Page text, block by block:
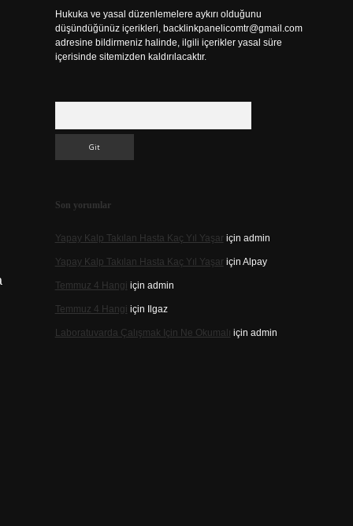
Hukuka ve yasal düzenlemelere aykırı olduğunu
düşündüğünüz içerikleri, backlinkpanelicomtr@gmail.com
adresine bildirmeniz halinde, ilgili içerikler yasal süre
içerisinde sitemizden kaldırılacaktır.
Son yorumlar
Yapay Kalp Takılan Hasta Kaç Yıl Yaşariçin admin
Yapay Kalp Takılan Hasta Kaç Yıl Yaşariçin Alpay
Temmuz 4 Hangi için admin
Temmuz 4 Hangi için Ilgaz
Laboratuvarda Çalışmak Için Ne Okumalı için admin